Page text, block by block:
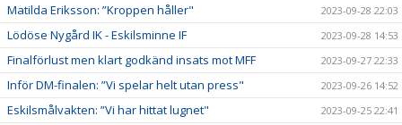
Matilda Eriksson: ”Kroppen håller" 2023-09-28 22:03
Lödöse Nygård IK - Eskilsminne IF 2023-09-28 14:53
Finalförlust men klart godkänd insats mot MFF 2023-09-27 22:33
Inför DM-finalen: ”Vi spelar helt utan press" 2023-09-26 14:52
Eskilsmålvakten: ”Vi har hittat lugnet" 2023-09-25 22:41